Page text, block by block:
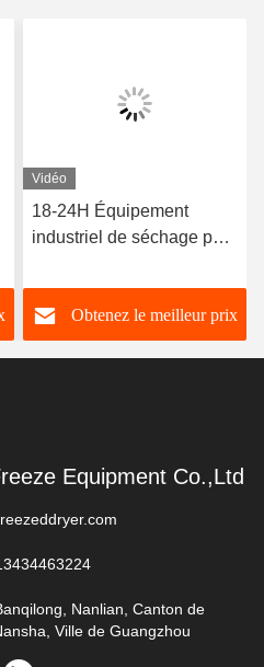
Vidéo
18-24H Équipement
industriel de séchage par
Obtenez le meilleur prix
Equipment Co.,Ltd
Nanlian, Canton de
Ville de Guangzhou